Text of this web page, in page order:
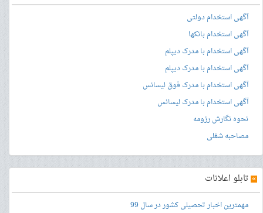
آگهی استخدام دولتی
آگهی استخدام بانکها
آگهی استخدام با مدرک دیپلم
آگهی استخدام با مدرک دیپلم
آگهی استخدام با مدرک فوق لیسانس
آگهی استخدام با مدرک لیسانس
نحوه نگارش رزومه
مصاحبه شغلی
» تابلو اعلانات
مهمترین اخبار تحصیلی کشور در سال 99